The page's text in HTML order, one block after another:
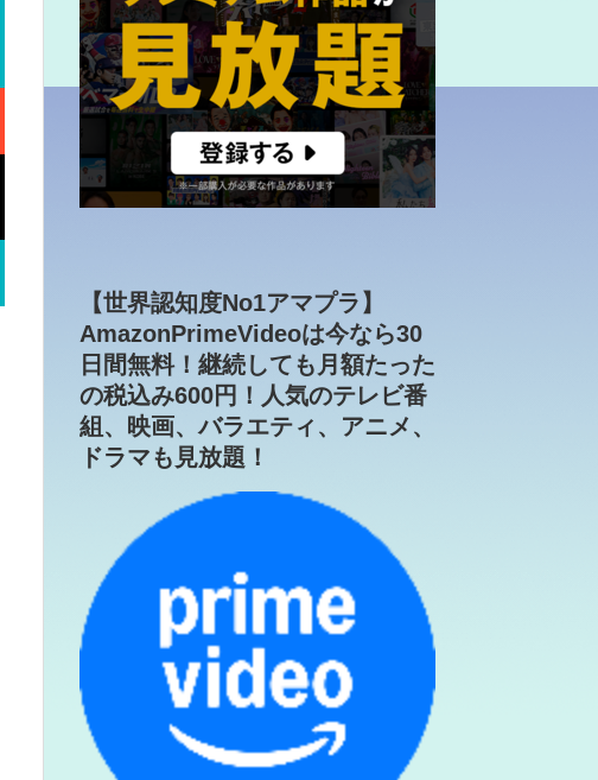
【世界認知度No1アマプラ】
AmazonPrimeVideoは今なら30
日間無料！継続しても月額たった
の税込み600円！人気のテレビ番
組、映画、バラエティ、アニメ、
ドラマも見放題！